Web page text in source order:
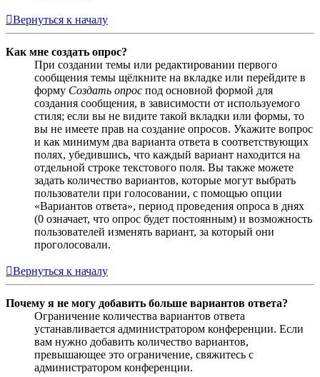
Вернуться к началу
Как мне создать опрос?
При создании темы или редактировании первого
сообщения темы щёлкните на вкладке или перейдите в
форму Создать опрос под основной формой для
создания сообщения, в зависимости от используемого
стиля; если вы не видите такой вкладки или формы, то
вы не имеете прав на создание опросов. Укажите вопрос
и как минимум два варианта ответа в соответствующих
полях, убедившись, что каждый вариант находится на
отдельной строке текстового поля. Вы также можете
задать количество вариантов, которые могут выбрать
пользователи при голосовании, с помощью опции
«Вариантов ответа», период проведения опроса в днях
(0 означает, что опрос будет постоянным) и возможность
пользователей изменять вариант, за который они
проголосовали.
Вернуться к началу
Почему я не могу добавить больше вариантов ответа?
Ограничение количества вариантов ответа
устанавливается администратором конференции. Если
вам нужно добавить количество вариантов,
превышающее это ограничение, свяжитесь с
администратором конференции.